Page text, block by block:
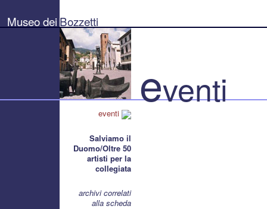
Bozzetti
"Pierluigi
Museo dei Bozzetti
eventi
Salviamo il
Duomo/Oltre 50
artisti per la
collegiata
archivi correlati
alla scheda
eventi